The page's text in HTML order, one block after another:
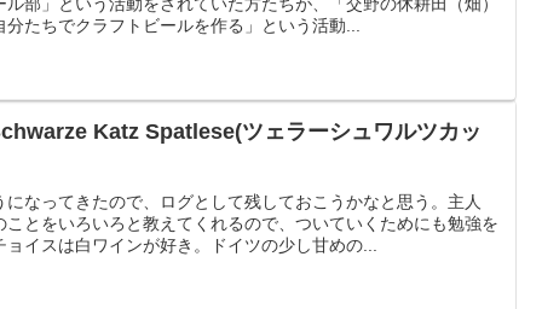
たちでクラフトビールを作る」という活動...
Katz Spatlese(ツェラーシュワルツカッ
なってきたので、ログとして残しておこうかなと思う。主人
とをいろいろと教えてくれるので、ついていくためにも勉強を
イスは白ワインが好き。ドイツの少し甘めの...